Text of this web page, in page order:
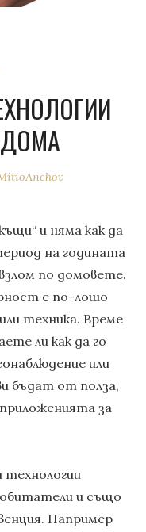
и няма как да
на годината
по домовете.
е по-лошо
техника. Време
ли как да го
или
бъдат от полза,
за
и също
Например